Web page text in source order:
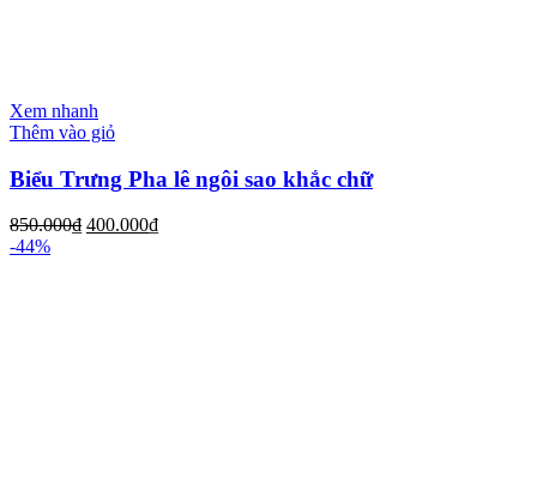
Xem nhanh
Thêm vào giỏ
Biểu Trưng Pha lê ngôi sao khắc chữ
850.000₫ 400.000₫
-44%